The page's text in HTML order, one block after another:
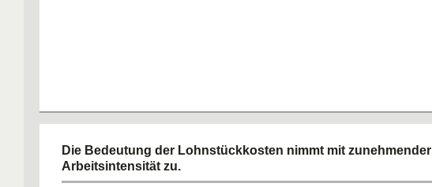
Die Bedeutung der Lohnstückkosten nimmt mit zunehmender
Arbeitsintensität zu.